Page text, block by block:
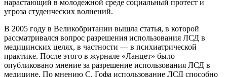
нарастающий в молодежной среде социальный протест и
угроза студенческих волнений.
В 2005 году в Великобритании вышла статья, в которой
рассматривался вопрос разрешения использования ЛСД в
медицинских целях, в частности — в психиатрической
практике. После этого в журнале «Ланцет» было
опубликовано мнение за разрешение использования ЛСД в
медицине. По мнению С. Гофа использование ЛСД способно